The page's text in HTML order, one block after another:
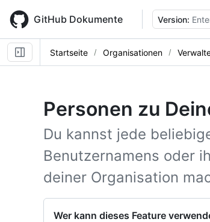
main
content
GitHub Dokumente Version:
Startseite Organisationen
Personen zu
Du kannst jede
Benutzernamens oder
deiner Organisation
Wer kann dieses Feature